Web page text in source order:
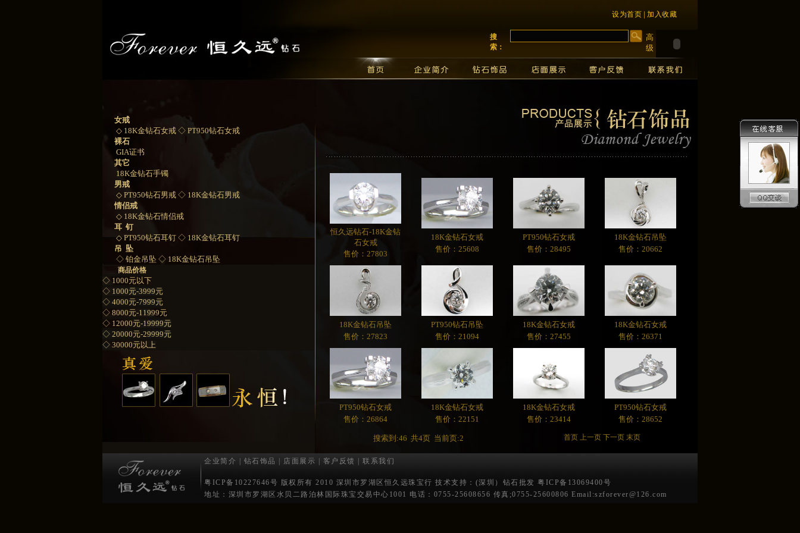
设为首页 | 加入收藏
搜
索：
高
级
女戒
◇ 18K金钻石女戒 ◇ PT950钻石女戒
裸石
GIA证书
其它
18K金钻石手镯
男戒
◇ PT950钻石男戒 ◇ 18K金钻石男戒
情侣戒
◇ 18K金钻石情侣戒
耳 钉
◇ PT950钻石耳钉 ◇ 18K金钻石耳钉
吊 坠
◇ 铂金吊坠 ◇ 18K金钻石吊坠
商品价格
◇ 1000元以下
◇ 1000元-3999元
◇ 4000元-7999元
◇ 8000元-11999元
◇ 12000元-19999元
◇ 20000元-29999元
◇ 30000元以上
恒久远钻石-18K金钻
石女戒
售价：27803
18K金钻石女戒
售价：25608
PT950钻石女戒
售价：28495
18K金钻石吊坠
售价：20662
18K金钻石吊坠
售价：27823
PT950钻石吊坠
售价：21094
18K金钻石女戒
售价：27455
18K金钻石女戒
售价：26371
PT950钻石女戒
售价：26864
18K金钻石女戒
售价：22151
18K金钻石女戒
售价：23414
PT950钻石女戒
售价：28652
搜索到:46 共4页 当前页:2 首页 上一页 下一页 末页
企业简介 钻石饰品 店面展示 客户反馈 联系我们
粤ICP备10227646号 版权所有 2010 深圳市罗湖区恒久远珠宝行 技术支持： (深圳）钻石批发 粤ICP备13069400号
地址：深圳市罗湖区水贝二路泊林国际珠宝交易中心1001 电话：0755-25608656 传真;0755-25600806 Email:szforever@126.com